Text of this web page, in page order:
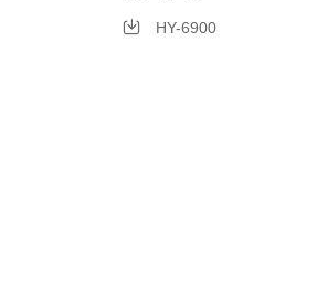
HY-6900